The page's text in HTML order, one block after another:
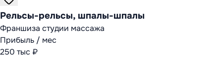
Рельсы-рельсы, шпалы-шпалы
Франшиза студии массажа
Прибыль / мес
250 тыс ₽